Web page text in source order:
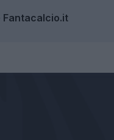
Fantacalcio.it